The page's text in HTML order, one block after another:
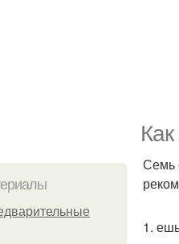
Семь
1.